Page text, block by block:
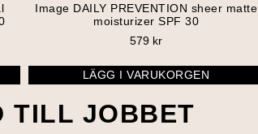
Image DAILY PREVENTION sheer matte
moisturizer SPF 30
579 kr
LÄGG I VARUKORGEN
TILL JOBBET